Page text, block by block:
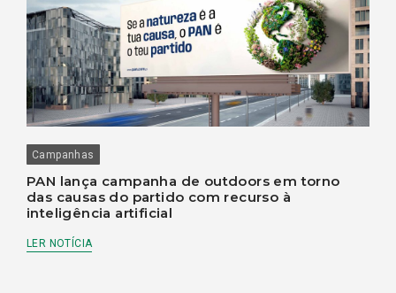
Campanhas
PAN lança campanha de outdoors em torno
das causas do partido com recurso à
inteligência artificial
LER NOTÍCIA